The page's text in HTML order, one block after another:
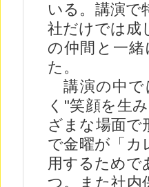
いる。講演で
社だけでは成
の仲間と一
た。
講演の中で
く"笑顔を生
ざまな場面で
で金曜が「カ
用するためで
つ。また社内